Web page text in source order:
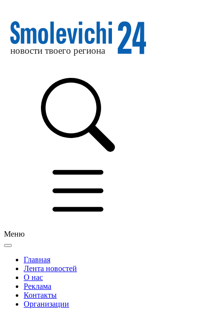
Меню
Главная
Лента новостей
О нас
Реклама
Контакты
Организации